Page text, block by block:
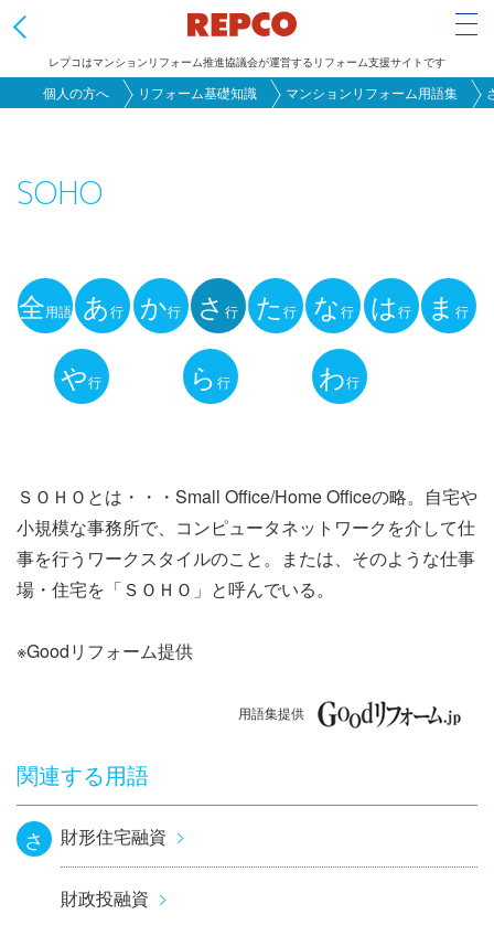
レプコはマンションリフォーム推進協議会が運営するリフォーム支援サイトです
個人の方へ リフォーム基礎知識 マンションリフォーム用語集
SOHO
用
ナ
ビ
ゲ
ー
ン
全用語 あ行 か行 さ行 た 行 な行 は行 ま行
や行 ら 行 わ行
ＳＯＨＯとは・・・Small Office/Home Officeの略。自宅や
小規模な事務所で、コンピュータネットワークを介して仕
事を行うワークスタイルのこと。または、そのような仕事
場・住宅を「ＳＯＨＯ」と呼んでいる。
※Goodリフォーム提供
用語集提供
関連する用語
さ 財形住宅融資
財政投融資